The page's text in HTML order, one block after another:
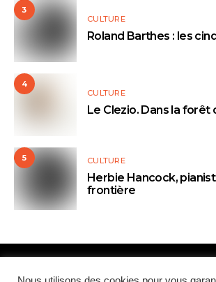
3
CULTURE
Roland Barthes : les
4
CULTURE
Le Clezio. Dans la forêt
5 CULTURE
Herbie Hancock,
frontière